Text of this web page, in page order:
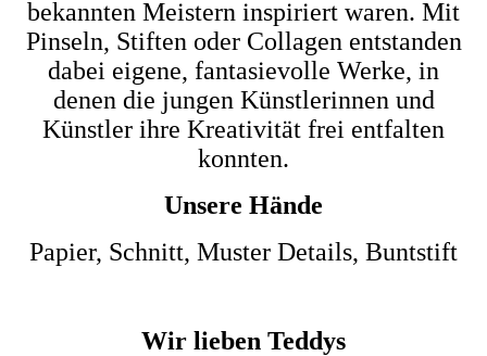
bekannten Meistern inspiriert waren. Mit
Pinseln, Stiften oder Collagen entstanden
dabei eigene, fantasievolle Werke, in
denen die jungen Künstlerinnen und
Künstler ihre Kreativität frei entfalten
konnten.
Unsere Hände
Papier, Schnitt, Muster Details, Buntstift
Wir lieben Teddys